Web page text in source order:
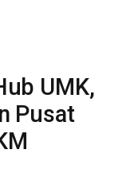
UMK,
Pusat